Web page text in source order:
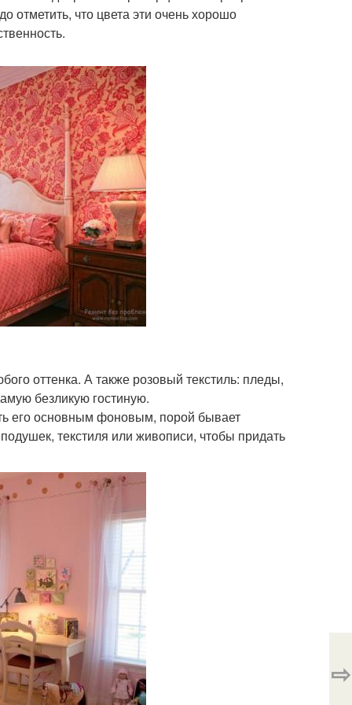
отметить, что цвета эти очень хорошо
оттенка. А также розовый текстиль: пледы,
безликую гостиную.
его основным фоновым, порой бывает
текстиля или живописи, чтобы придать
⇨